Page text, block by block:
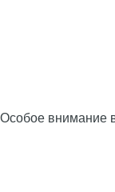
Особое внимание